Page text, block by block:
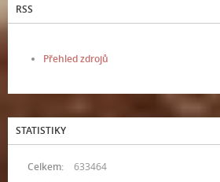
RSS
Přehled zdrojů
STATISTIKY
Celkem:
633464